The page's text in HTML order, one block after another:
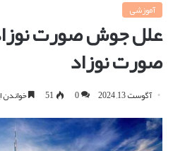
آموزشی
علل جوش صورت
صورت نوزاد
آگوست 13, 2024 0
51 خواندن این